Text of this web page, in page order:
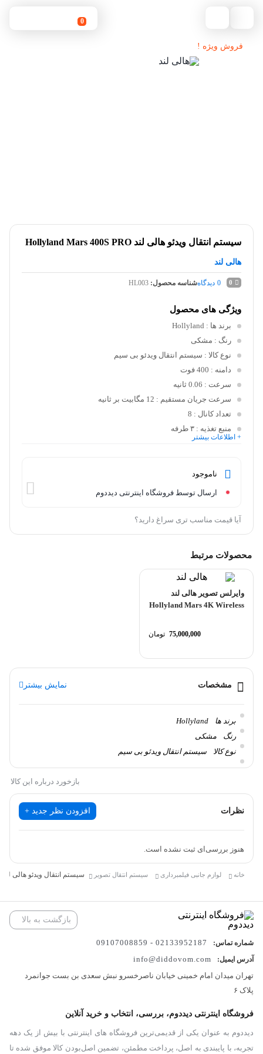
0
فروش ویژه !
سیستم انتقال ویدئو هالی لند Hollyland Mars 400S PRO
هالی لند
0
0 دیدگاهشناسه محصول: HL003
ویژگی های محصول
برند ها : Hollyland
رنگ : مشکی
نوع کالا : سیستم انتقال ویدئو بی سیم
دامنه : 400 فوت
سرعت : 0.06 ثانیه
سرعت جریان مستقیم : 12 مگابیت بر ثانیه
تعداد کانال : 8
منبع تغذیه : ۳ طرفه
+ اطلاعات بیشتر
ناموجود
ارسال توسط فروشگاه اینترنتی دیددوم
آیا قیمت مناسب تری سراغ دارید؟
محصولات مرتبط
وایرلس تصویر هالی لند
Hollyland Mars 4K Wireless
75,000,000 تومان
مشخصات نمایش بیشتر
برند ها
Hollyland
رنگ
مشکی
نوع کالا
سیستم انتقال ویدئو بی سیم
دامنه
400 فوت
بازخورد درباره این کالا
نظرات افزودن نظر جدید +
هنوز بررسی‌ای ثبت نشده است.
خانه لوازم جانبی فیلمبرداری سیستم انتقال تصویر سیستم انتقال ویدئو هالی لند Hollyland Mars 400S PRO
بازگشت به بالا
شماره تماس: 02133952187 - 09107008859
آدرس ایمیل:
info@diddovom.com
تهران میدان امام خمینی خیابان ناصرخسرو نبش سعدی بن بست جوانمرد
پلاک ۶
فروشگاه اینترنتی دیددوم، بررسی، انتخاب و خرید آنلاین
دیددوم به عنوان یکی از قدیمی‌ترین فروشگاه های اینترنتی با بیش از یک دهه
تجربه، با پایبندی به اصل، پرداخت مطمئن، تضمین اصل‌بودن کالا موفق شده تا